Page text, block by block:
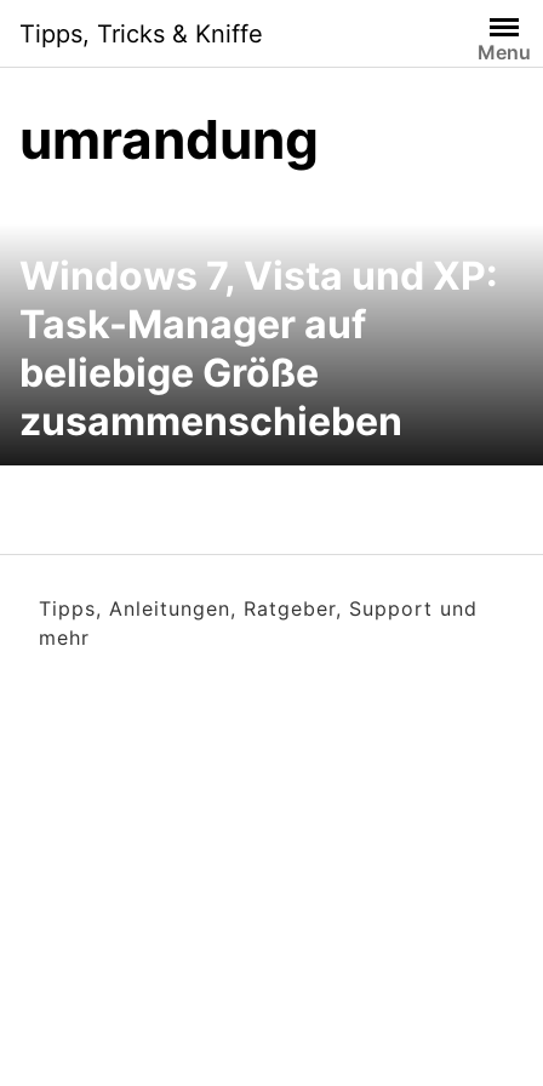
content
Tipps, Tricks & Kniffe
Menu
umrandung
Windows 7, Vista und XP:
Task-Manager auf
beliebige Größe
zusammenschieben
Tipps, Anleitungen, Ratgeber, Support und
mehr